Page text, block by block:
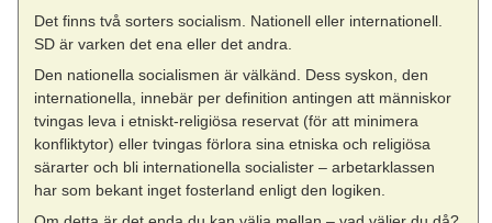
Det finns två sorters socialism. Nationell eller internationell.
SD är varken det ena eller det andra.
Den nationella socialismen är välkänd. Dess syskon, den
internationella, innebär per definition antingen att människor
tvingas leva i etniskt-religiösa reservat (för att minimera
konfliktytor) eller tvingas förlora sina etniska och religiösa
särarter och bli internationella socialister – arbetarklassen
har som bekant inget fosterland enligt den logiken.